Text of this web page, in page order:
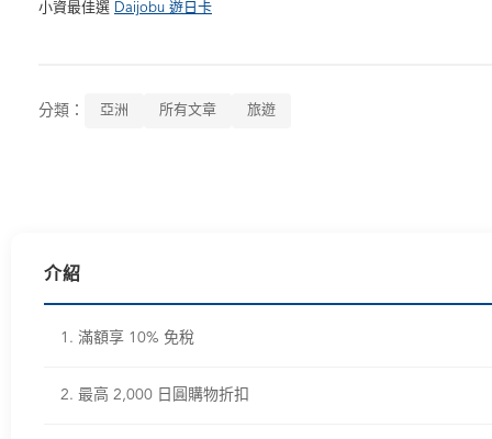
小資最佳選 Daijobu 遊日卡
分類： 亞洲 所有文章 旅遊
介紹
1. 滿額享 10% 免稅
2. 最高 2,000 日圓購物折扣